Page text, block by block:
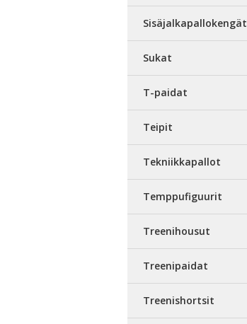
Sisäjalkapallokengät
Sukat
T-paidat
Teipit
Tekniikkapallot
Temppufiguurit
Treenihousut
Treenipaidat
Treenishortsit